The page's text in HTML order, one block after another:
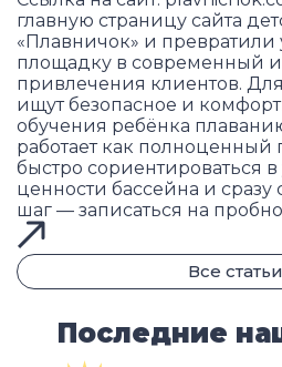
главную страницу сайта
«Плавничок» и превратили
площадку в современный
привлечения клиентов.
ищут безопасное и
обучения ребёнка
работает как полноценный
быстро сориентироваться в
ценности бассейна и
шаг — записаться на
Все статьи
Последние